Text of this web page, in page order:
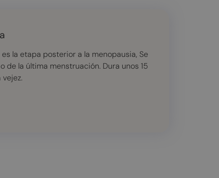
la etapa posterior a la menopausia, Se
de la última menstruación. Dura unos 15